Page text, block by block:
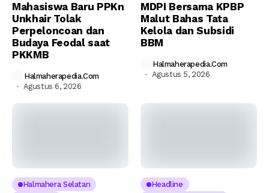
Mahasiswa Baru PPKn
Unkhair Tolak
Perpeloncoan dan
Budaya Feodal saat
PKKMB
Halmaherapedia.com
Agustus 6, 2026
MDPI Bersama KPBP
Malut Bahas Tata
Kelola dan Subsidi
BBM
Halmaherapedia.com
Agustus 5, 2026
Halmahera Selatan
Headline